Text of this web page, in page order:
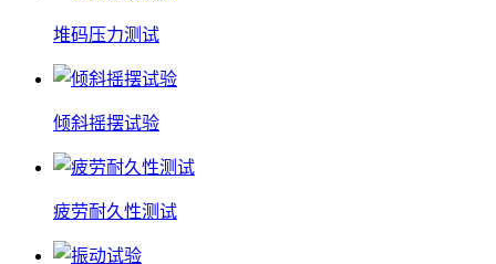
堆码压力测试
倾斜摇摆试验
疲劳耐久性测试